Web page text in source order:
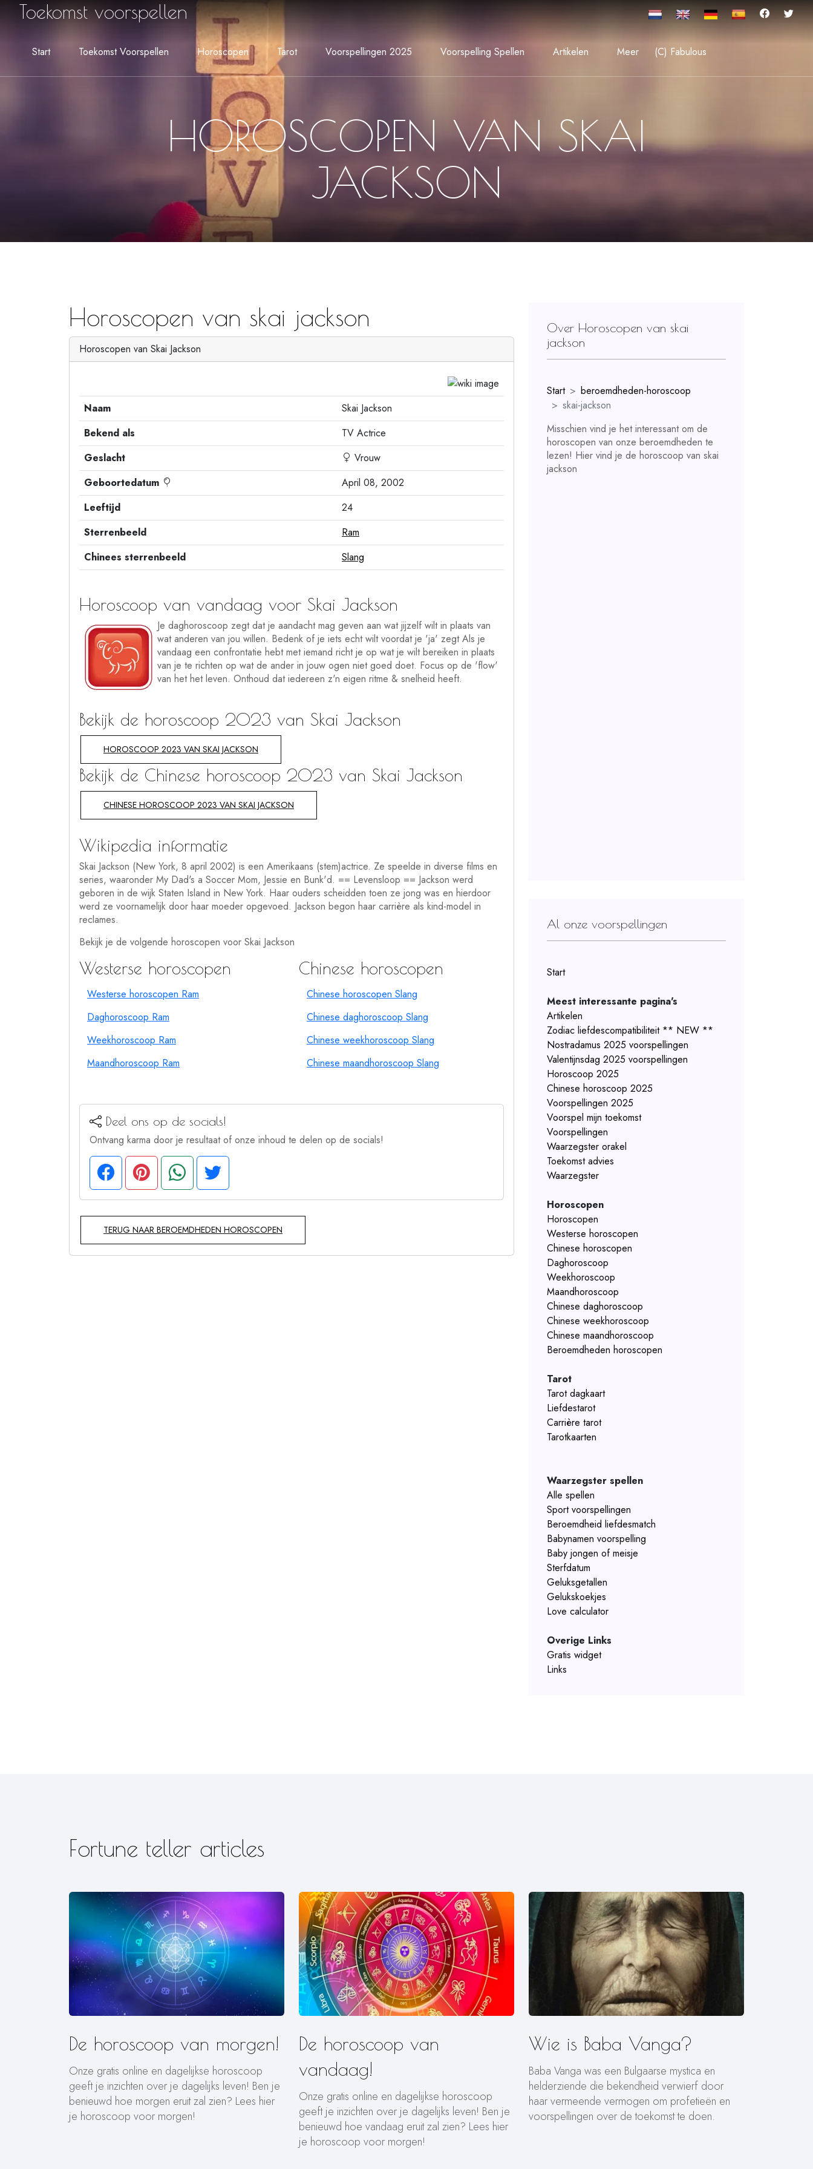
Toekomst voorspellen
Start Toekomst Voorspellen Horoscopen Tarot Voorspellingen 2025 Voorspelling Spellen Artikelen Meer (C) Fabulous
HOROSCOPEN VAN SKAI
JACKSON
Horoscopen van skai jackson
Horoscopen van Skai Jackson
Naam
Skai Jackson
Bekend als
TV Actrice
Geslacht
Vrouw
Geboortedatum
April 08, 2002
Leeftijd
24
Sterrenbeeld
Ram
Chinees sterrenbeeld
Slang
Horoscoop van vandaag voor Skai Jackson
Je daghoroscoop zegt dat je aandacht mag geven aan wat jijzelf wilt in plaats van
wat anderen van jou willen. Bedenk of je iets echt wilt voordat je 'ja' zegt Als je
vandaag een confrontatie hebt met iemand richt je op wat je wilt bereiken in plaats
van je te richten op wat de ander in jouw ogen niet goed doet. Focus op de 'flow'
van het het leven. Onthoud dat iedereen z'n eigen ritme & snelheid heeft.
Bekijk de horoscoop 2023 van Skai Jackson
HOROSCOOP 2023 VAN SKAI JACKSON
Bekijk de Chinese horoscoop 2023 van Skai Jackson
CHINESE HOROSCOOP 2023 VAN SKAI JACKSON
Wikipedia informatie
Skai Jackson (New York, 8 april 2002) is een Amerikaans (stem)actrice. Ze speelde in diverse films en
series, waaronder My Dad's a Soccer Mom, Jessie en Bunk'd. == Levensloop == Jackson werd
geboren in de wijk Staten Island in New York. Haar ouders scheidden toen ze jong was en hierdoor
werd ze voornamelijk door haar moeder opgevoed. Jackson begon haar carrière als kind-model in
reclames.
Bekijk je de volgende horoscopen voor Skai Jackson
Westerse horoscopen
Westerse horoscopen Ram
Daghoroscoop Ram
Weekhoroscoop Ram
Maandhoroscoop Ram
Chinese horoscopen
Chinese horoscopen Slang
Chinese daghoroscoop Slang
Chinese weekhoroscoop Slang
Chinese maandhoroscoop Slang
Deel ons op de socials!
Ontvang karma door je resultaat of onze inhoud te delen op de socials!
TERUG NAAR BEROEMDHEDEN HOROSCOPEN
Over Horoscopen van skai
jackson
Start
beroemdheden-horoscoop
skai-jackson
Misschien vind je het interessant om de
horoscopen van onze beroemdheden te
lezen! Hier vind je de horoscoop van skai
jackson
Al onze voorspellingen
Start
Meest interessante pagina's
Artikelen
Zodiac liefdescompatibiliteit ** NEW **
Nostradamus 2025 voorspellingen
Valentijnsdag 2025 voorspellingen
Horoscoop 2025
Chinese horoscoop 2025
Voorspellingen 2025
Voorspel mijn toekomst
Voorspellingen
Waarzegster orakel
Toekomst advies
Waarzegster
Horoscopen
Horoscopen
Westerse horoscopen
Chinese horoscopen
Daghoroscoop
Weekhoroscoop
Maandhoroscoop
Chinese daghoroscoop
Chinese weekhoroscoop
Chinese maandhoroscoop
Beroemdheden horoscopen
Tarot
Tarot dagkaart
Liefdestarot
Carrière tarot
Tarotkaarten
Waarzegster spellen
Alle spellen
Sport voorspellingen
Beroemdheid liefdesmatch
Babynamen voorspelling
Baby jongen of meisje
Sterfdatum
Geluksgetallen
Gelukskoekjes
Love calculator
Overige Links
Gratis widget
Links
Fortune teller articles
De horoscoop van morgen!
Onze gratis online en dagelijkse horoscoop
geeft je inzichten over je dagelijks leven! Ben je
benieuwd hoe morgen eruit zal zien? Lees hier
je horoscoop voor morgen!
De horoscoop van
vandaag!
Onze gratis online en dagelijkse horoscoop
geeft je inzichten over je dagelijks leven! Ben je
benieuwd hoe vandaag eruit zal zien? Lees hier
je horoscoop voor morgen!
Wie is Baba Vanga?
Baba Vanga was een Bulgaarse mystica en
helderziende die bekendheid verwierf door
haar vermeende vermogen om profetieën en
voorspellingen over de toekomst te doen.